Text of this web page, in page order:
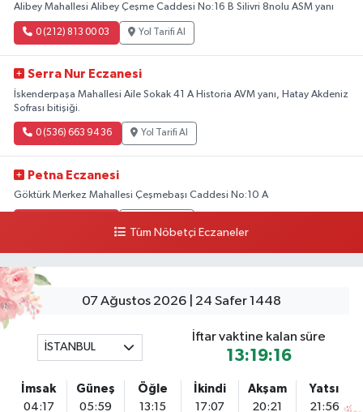
Alibey Mahallesi Alibey Çeşme Caddesi No:16 B Silivri 8nolu ASM yanı
0 (212) 813 00 03 Yol Tarifi Al
Serra Nur Eczanesi
İskenderpaşa Mahallesi Aile Sokak 41 A Historia AVM yanı, Hatay Akdeniz
Sofrası bitişiği.
0 (536) 663 94 36 Yol Tarifi Al
Petna Eczanesi
Göktürk Merkez Mahallesi Çeşmebaşı Caddesi No:10 A
Karlıktepe Mahallesi Soğanlık Caddesi No:34 A
0 (216) 504 24 53 Yol Tarifi Al
Bulvar Eczanesi
geçtikten sonra Harman Mobilya arkası, Tulumba mevki, ECZANELER
BÖLGESİ (GÜNEŞ, BULVAR, ÇİĞDEM, DEVA ECZANELERİ) eski gazi sağlık
Tüm Nöbetçi Eczaneler
07 Ağustos 2026 | 24 Safer 1448
İSTANBUL
İftar vaktine kalan süre
13:19:16
İmsak
04:17
Güneş
05:59
Öğle
13:15
İkindi
17:07
Akşam
20:21
Yatsı
21:56